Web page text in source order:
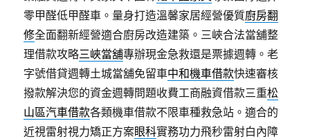
零甲醛低甲醛車。量身打造溫馨家居經營優質廚房翻
修全面翻新經營適合廚房改造建築。三峽合法當舖整
理借款攻略三峽當舖專辦現金急救還是票據週轉。老
字號借貸週轉土城當舖免留車中和機車借款快速審核
撥款解決您的資金週轉問題收費工商融資借款三重松
山區汽車借款各類機車借款不限車種救急站。適合的
近視雷射視力矯正方案眼科實務功力飛秒雷射白內障